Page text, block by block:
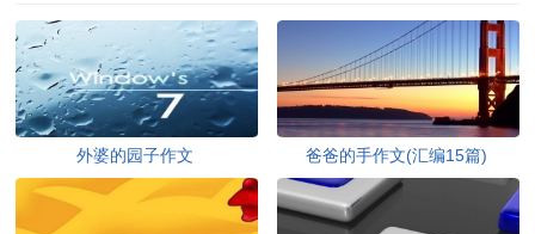
外婆的园子作文 爸爸的手作文(汇编15篇)